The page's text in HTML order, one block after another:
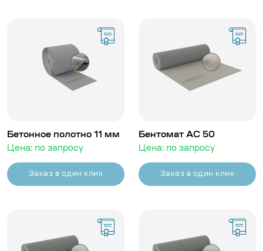
Бетонное полотно 11 мм
Цена: по запросу
Заказ в один клик
Бентомат АС 50
Цена: по запросу
Заказ в один клик